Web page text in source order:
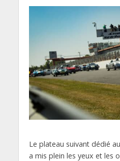
Le plateau suivant dédié
a mis plein les yeux et les